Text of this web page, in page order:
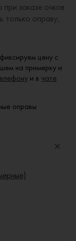
заказе очков
только оправу,
цену с
на примерку и
и в чате
оправы